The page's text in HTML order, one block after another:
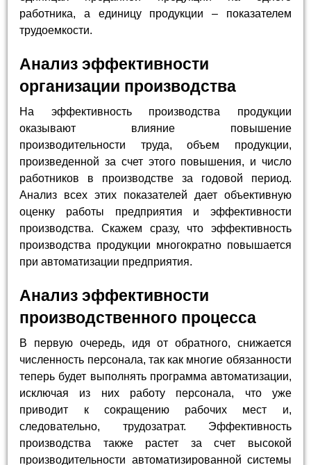
работника, а единицу продукции – показателем
трудоемкости.
Анализ эффективности
организации производства
На эффективность производства продукции
оказывают влияние повышение
производительности труда, объем продукции,
произведенной за счет этого повышения, и число
работников в производстве за годовой период.
Анализ всех этих показателей дает объективную
оценку работы предприятия и эффективности
производства. Скажем сразу, что эффективность
производства продукции многократно повышается
при автоматизации предприятия.
Анализ эффективности
производственного процесса
В первую очередь, идя от обратного, снижается
численность персонала, так как многие обязанности
теперь будет выполнять программа автоматизации,
исключая из них работу персонала, что уже
приводит к сокращению рабочих мест и,
следовательно, трудозатрат. Эффективность
производства также растет за счет высокой
производительности автоматизированной системы